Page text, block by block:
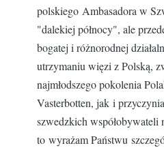
polskiego Ambasadora w
"dalekiej północy", ale
bogatej i różnorodnej
utrzymaniu więzi z Polską,
najmłodszego pokolenia
Vasterbotten, jak i
szwedzkich współobywateli
to wyrażam Państwu